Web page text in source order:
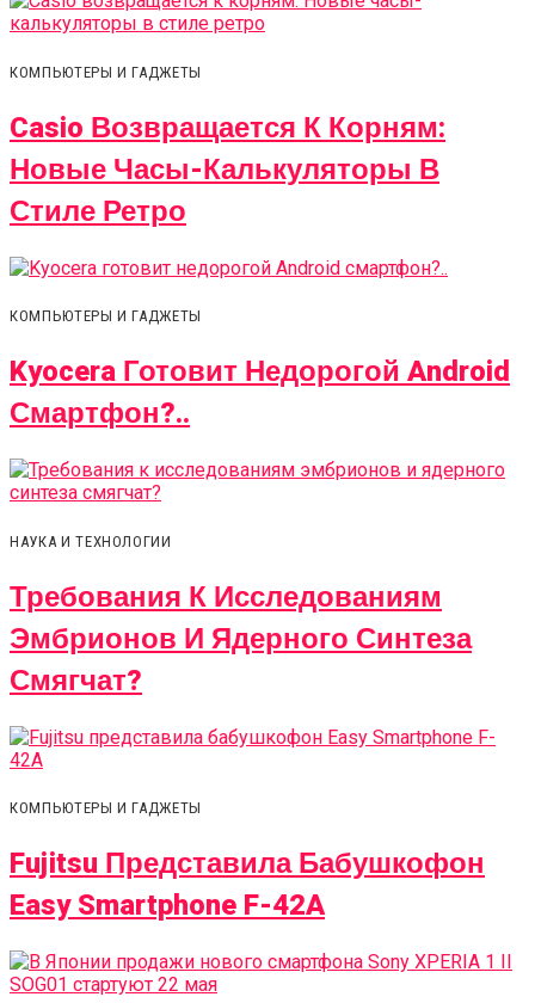
КОМПЬЮТЕРЫ И ГАДЖЕТЫ
Casio Возвращается К Корням:
Новые Часы-Калькуляторы В
Стиле Ретро
КОМПЬЮТЕРЫ И ГАДЖЕТЫ
Kyocera Готовит Недорогой Android
Смартфон?..
НАУКА И ТЕХНОЛОГИИ
Требования К Исследованиям
Эмбрионов И Ядерного Синтеза
Смягчат?
КОМПЬЮТЕРЫ И ГАДЖЕТЫ
Fujitsu Представила Бабушкофон
Easy Smartphone F-42A